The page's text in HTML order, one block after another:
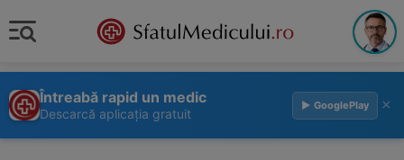
Întreabă rapid un medic
Descarcă aplicația gratuit
▶ GooglePlay ×